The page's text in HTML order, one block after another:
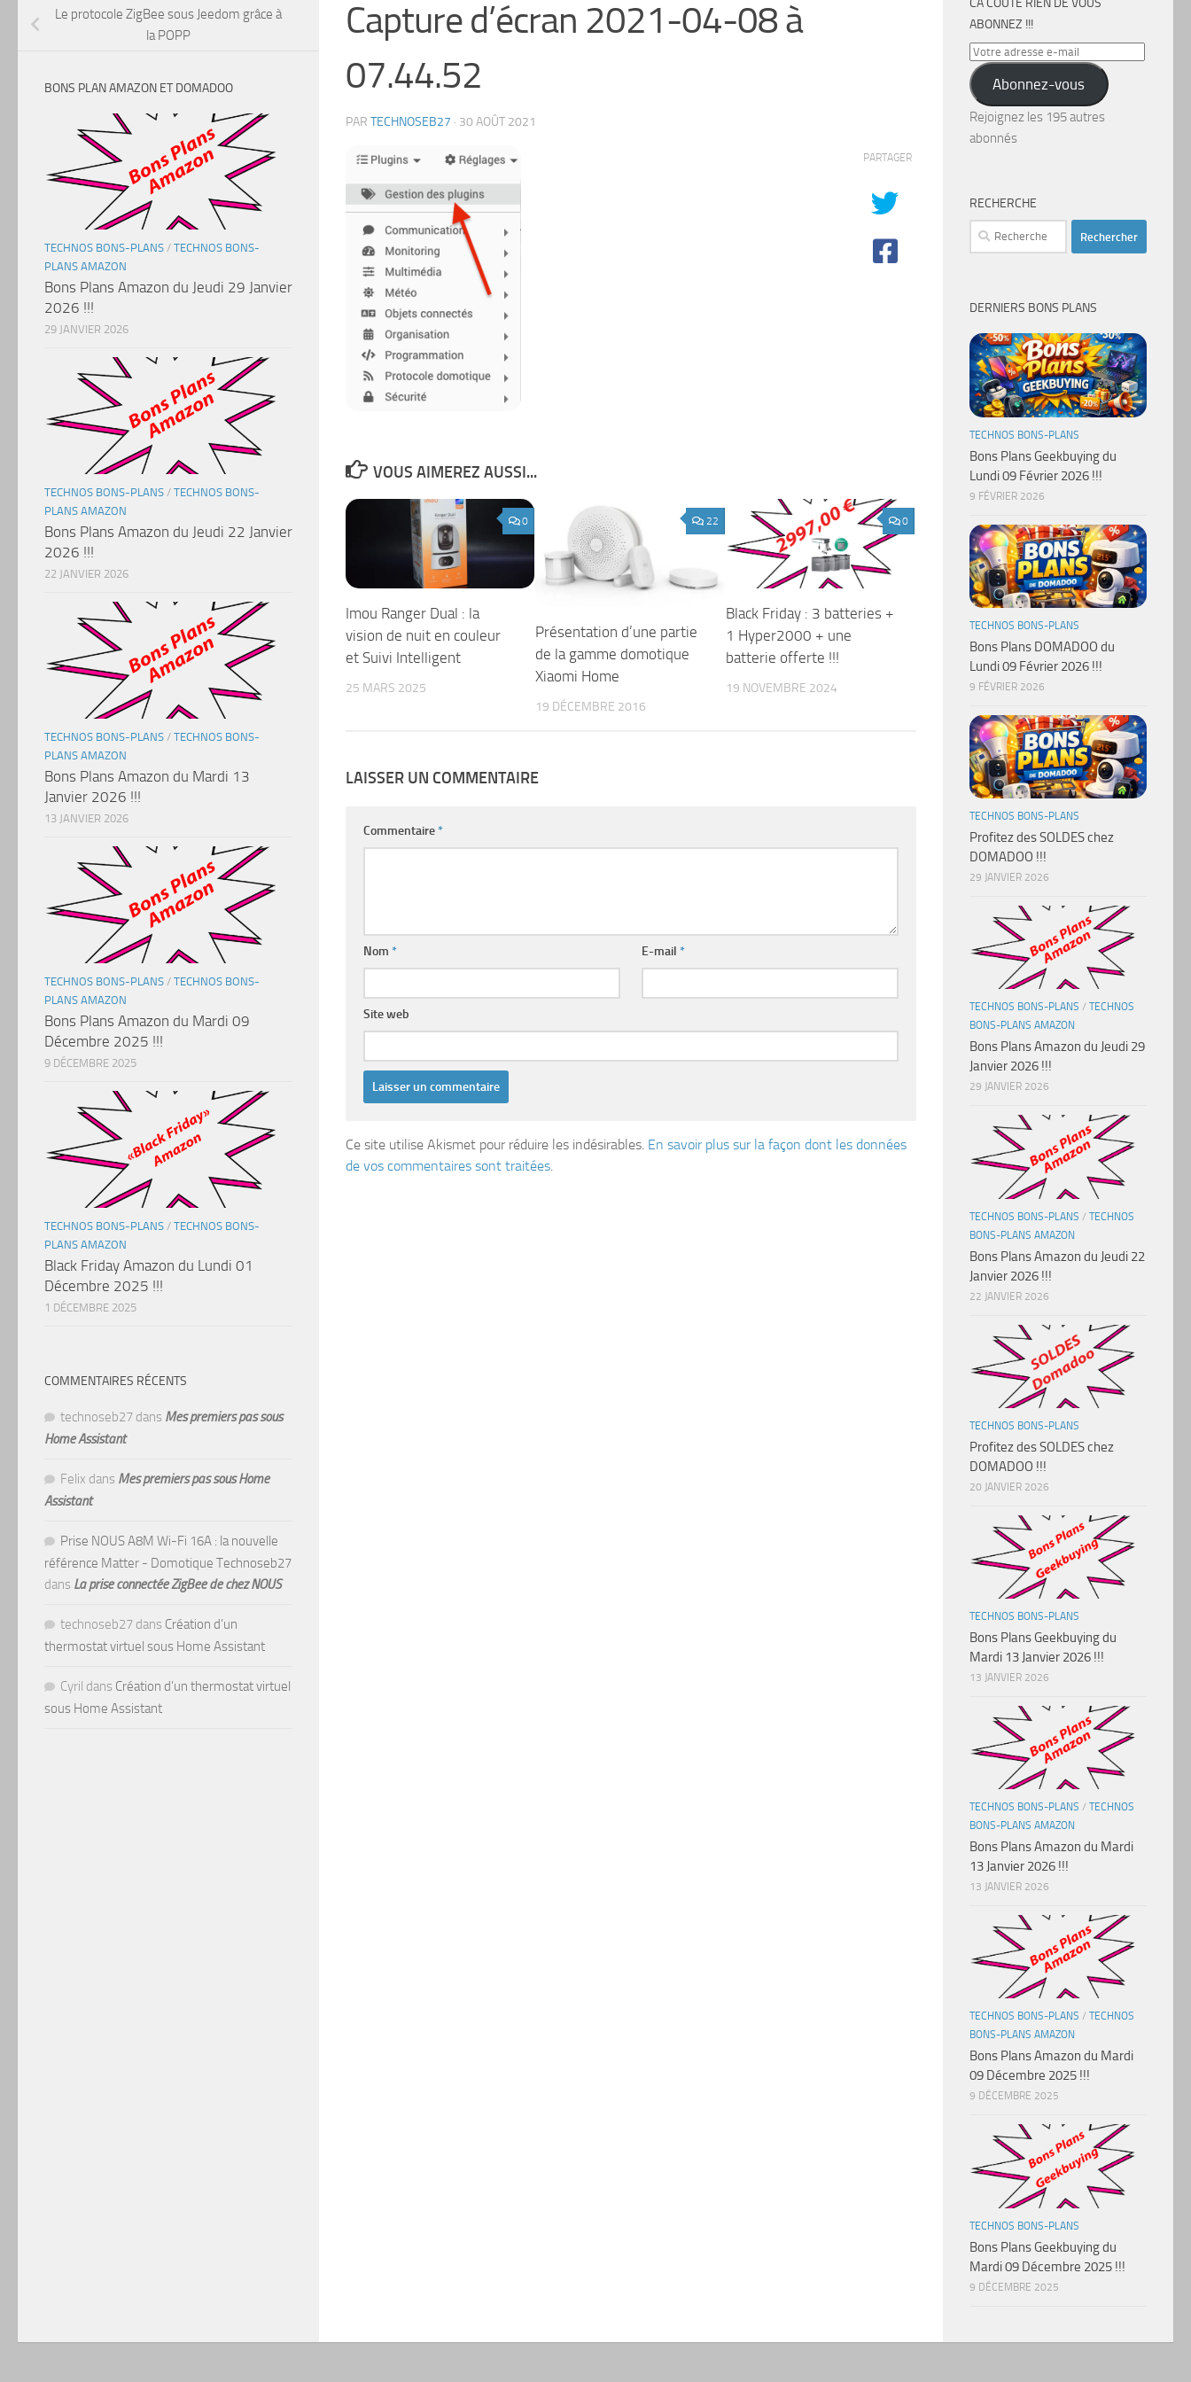
Capture d’écran 2021-04-08 à
07.44.52
PAR TECHNOSEB27 · 30 AOÛT 2021
PARTAGER
VOUS AIMEREZ AUSSI...
0
Imou Ranger Dual : la
vision de nuit en couleur
et Suivi Intelligent
25 MARS 2025
22
Présentation d’une partie
de la gamme domotique
Xiaomi Home
19 DÉCEMBRE 2016
0
Black Friday : 3 batteries +
1 Hyper2000 + une
batterie offerte !!!
19 NOVEMBRE 2024
LAISSER UN COMMENTAIRE
Commentaire*
Nom * E-mail*
Site web
Ce site utilise Akismet pour réduire les indésirables. En savoir plus sur la façon dont les données
de vos commentaires sont traitées
Le protocole ZigBee sous Jeedom grâce à
la POPP
BONS PLAN AMAZON ET DOMADOO
TECHNOS BONS-PLANS / TECHNOS BONS-
PLANS AMAZON
Bons Plans Amazon du Jeudi 29 Janvier
2026 !!!
29 JANVIER 2026
TECHNOS BONS-PLANS / TECHNOS BONS-
PLANS AMAZON
Bons Plans Amazon du Jeudi 22 Janvier
2026 !!!
22 JANVIER 2026
TECHNOS BONS-PLANS / TECHNOS BONS-
PLANS AMAZON
Bons Plans Amazon du Mardi 13
Janvier 2026 !!!
13 JANVIER 2026
TECHNOS BONS-PLANS / TECHNOS BONS-
PLANS AMAZON
Bons Plans Amazon du Mardi 09
Décembre 2025 !!!
9 DÉCEMBRE 2025
TECHNOS BONS-PLANS / TECHNOS BONS-
PLANS AMAZON
Black Friday Amazon du Lundi 01
Décembre 2025 !!!
1 DÉCEMBRE 2025
COMMENTAIRES RÉCENTS
technoseb27 dans Mes premiers pas sous
Home Assistant
Felix dans Mes premiers pas sous Home
Assistant
Prise NOUS A8M Wi-Fi 16A : la nouvelle
référence Matter - Domotique Technoseb27
dans La prise connectée ZigBee de chez NOUS
technoseb27 dans Création d’un
thermostat virtuel sous Home Assistant
Cyril dans Création d’un thermostat virtuel
sous Home Assistant
CA COÛTE RIEN DE VOUS
ABONNEZ !!!
Votre
adresse
e-
mail
Abonnez-vous
Rejoignez les 195 autres
abonnés
RECHERCHE
Rechercher :
DERNIERS BONS PLANS
TECHNOS BONS-PLANS
Bons Plans Geekbuying du
Lundi 09 Février 2026 !!!
9 FÉVRIER 2026
TECHNOS BONS-PLANS
Bons Plans DOMADOO du
Lundi 09 Février 2026 !!!
9 FÉVRIER 2026
TECHNOS BONS-PLANS
Profitez des SOLDES chez
DOMADOO !!!
29 JANVIER 2026
TECHNOS BONS-PLANS / TECHNOS
BONS-PLANS AMAZON
Bons Plans Amazon du Jeudi 29
Janvier 2026 !!!
29 JANVIER 2026
TECHNOS BONS-PLANS / TECHNOS
BONS-PLANS AMAZON
Bons Plans Amazon du Jeudi 22
Janvier 2026 !!!
22 JANVIER 2026
TECHNOS BONS-PLANS
Profitez des SOLDES chez
DOMADOO !!!
20 JANVIER 2026
TECHNOS BONS-PLANS
Bons Plans Geekbuying du
Mardi 13 Janvier 2026 !!!
13 JANVIER 2026
TECHNOS BONS-PLANS / TECHNOS
BONS-PLANS AMAZON
Bons Plans Amazon du Mardi
13 Janvier 2026 !!!
13 JANVIER 2026
TECHNOS BONS-PLANS / TECHNOS
BONS-PLANS AMAZON
Bons Plans Amazon du Mardi
09 Décembre 2025 !!!
9 DÉCEMBRE 2025
TECHNOS BONS-PLANS
Bons Plans Geekbuying du
Mardi 09 Décembre 2025 !!!
9 DÉCEMBRE 2025